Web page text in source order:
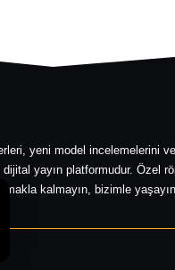
yeni model incelemelerini
yayın platformudur. Özel
kalmayın, bizimle